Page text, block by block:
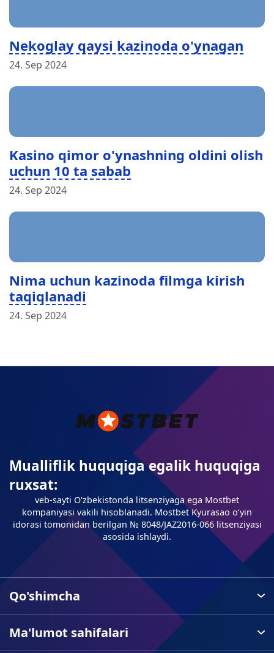
Nekoglay qaysi kazinoda o'ynagan
24. Sep 2024
Kasino qimor o'ynashning oldini olish
uchun 10 ta sabab
24. Sep 2024
Nima uchun kazinoda filmga kirish
taqiqlanadi
24. Sep 2024
Mualliflik huquqiga egalik huquqiga
ruxsat:
veb-sayti O'zbekistonda litsenziyaga ega Mostbet
kompaniyasi vakili hisoblanadi. Mostbet Kyurasao oʻyin
idorasi tomonidan berilgan № 8048/JAZ2016-066 litsenziyasi
asosida ishlaydi.
Qo'shimcha
Ma'lumot sahifalari